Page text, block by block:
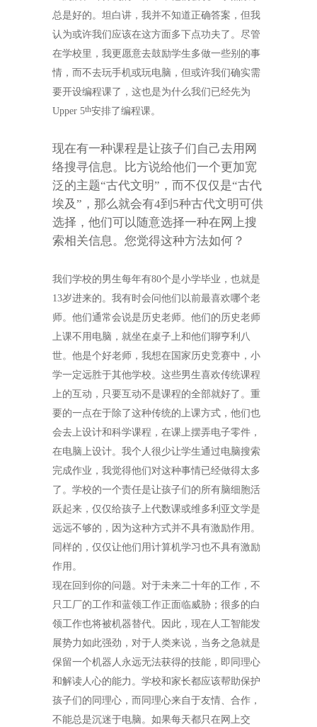
总是好的。坦白讲，我并不知道正确答案，但我
认为或许我们应该在这方面多下点功夫了。尽管
在学校里，我更愿意去鼓励学生多做一些别的事
情，而不去玩手机或玩电脑，但或许我们确实需
要开设编程课了，这也是为什么我们已经先为
Upper 5th安排了编程课。
现在有一种课程是让孩子们自己去用网
络搜寻信息。比方说给他们一个更加宽
泛的主题“古代文明”，而不仅仅是“古代
埃及”，那么就会有4到 5种古代文明可供
选择，他们可以随意选择一种在网上搜
索相关信息。您觉得这种方法如何？
我们学校的男生每年有80个是小学毕业，也就是
13岁进来的。我有时会问他们以前最喜欢哪个老
师。他们通常会说是历史老师。他们的历史老师
上课不用电脑，就坐在桌子上和他们聊亨利八
世。他是个好老师，我想在国家历史竞赛中，小
学一定远胜于其他学校。这些男生喜欢传统课程
上的互动，只要互动不是课程的全部就好了。重
要的一点在于除了这种传统的上课方式，他们也
会去上设计和科学课程，在课上摆弄电子零件，
在电脑上设计。我个人很少让学生通过电脑搜索
完成作业，我觉得他们对这种事情已经做得太多
了。学校的一个责任是让孩子们的所有脑细胞活
跃起来，仅仅给孩子上代数课或维多利亚文学是
远远不够的，因为这种方式并不具有激励作用。
同样的，仅仅让他们用计算机学习也不具有激励
作用。
现在回到你的问题。对于未来二十年的工作，不
只工厂的工作和蓝领工作正面临威胁；很多的白
领工作也将被机器替代。因此，现在人工智能发
展势力如此强劲，对于人类来说，当务之急就是
保留一个机器人永远无法获得的技能，即同理心
和解读人心的能力。学校和家长都应该帮助保护
孩子们的同理心，而同理心来自于友情、合作，
不能总是沉迷于电脑。如果每天都只在网上交